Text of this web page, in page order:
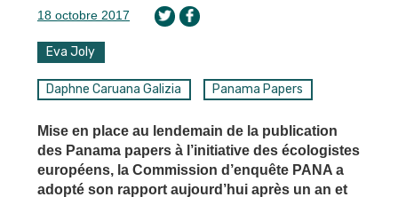
18 octobre 2017
Eva Joly
Daphne Caruana Galizia Panama Papers
Mise en place au lendemain de la publication
des Panama papers à l’initiative des écologistes
européens, la Commission d’enquête PANA a
adopté son rapport aujourd’hui après un an et